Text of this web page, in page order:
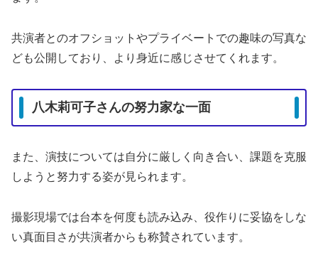
共演者とのオフショットやプライベートでの趣味の写真な
ども公開しており、より身近に感じさせてくれます。
八木莉可子さんの努力家な一面
また、演技については自分に厳しく向き合い、課題を克服
しようと努力する姿が見られます。
撮影現場では台本を何度も読み込み、役作りに妥協をしな
い真面目さが共演者からも称賛されています。